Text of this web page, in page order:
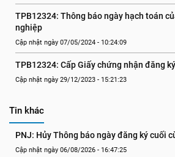
TPB12324: Thông báo ngày hạch toán
nghiệp
Cập nhật ngày 07/05/2024 - 10:24:09
TPB12324: Cấp Giấy chứng nhận đăng
Cập nhật ngày 29/12/2023 - 15:21:23
Tin khác
PNJ: Hủy Thông báo ngày đăng ký cuối
Cập nhật ngày 06/08/2026 - 16:47:25